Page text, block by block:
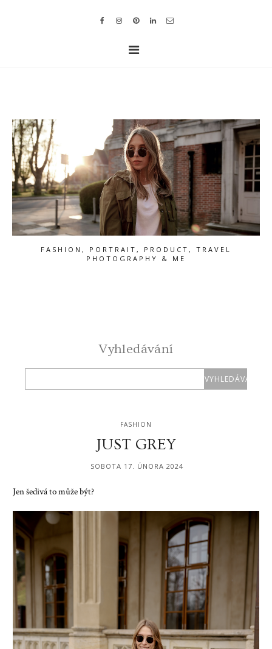
FASHION, PORTRAIT, PRODUCT, TRAVEL
PHOTOGRAPHY & ME
Vyhledávání
FASHION
JUST GREY
SOBOTA 17. ÚNORA 2024
Jen šedivá to může být?